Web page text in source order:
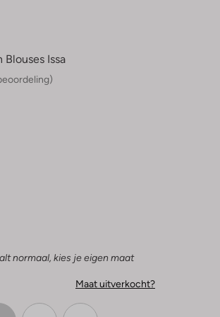
Issa
normaal, kies je eigen maat
Maat uitverkocht?